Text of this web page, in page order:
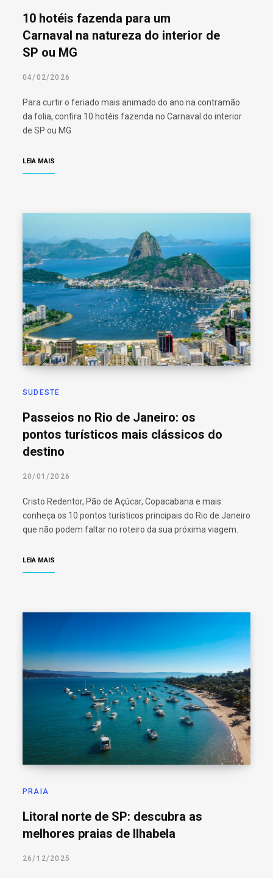
10 hotéis fazenda para um
Carnaval na natureza do interior de
SP ou MG
04/02/2026
Para curtir o feriado mais animado do ano na contramão
da folia, confira 10 hotéis fazenda no Carnaval do interior
de SP ou MG
LEIA MAIS
SUDESTE
Passeios no Rio de Janeiro: os
pontos turísticos mais clássicos do
destino
20/01/2026
Cristo Redentor, Pão de Açúcar, Copacabana e mais:
conheça os 10 pontos turísticos principais do Rio de Janeiro
que não podem faltar no roteiro da sua próxima viagem.
LEIA MAIS
PRAIA
Litoral norte de SP: descubra as
melhores praias de Ilhabela
26/12/2025